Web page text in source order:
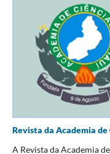
Revista da Academia de
A Revista da Academia